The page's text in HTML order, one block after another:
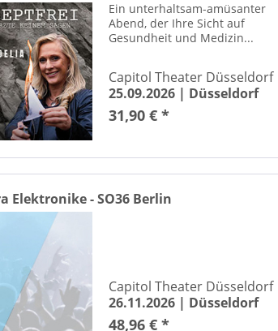
Ein unterhaltsam-amüsanter
Abend, der Ihre Sicht auf
Gesundheit und Medizin...
Capitol Theater Düsseldorf
25.09.2026 | Düsseldorf
31,90 € *
Elektronike - SO36 Berlin
Capitol Theater Düsseldorf
26.11.2026 | Düsseldorf
48,96 € *